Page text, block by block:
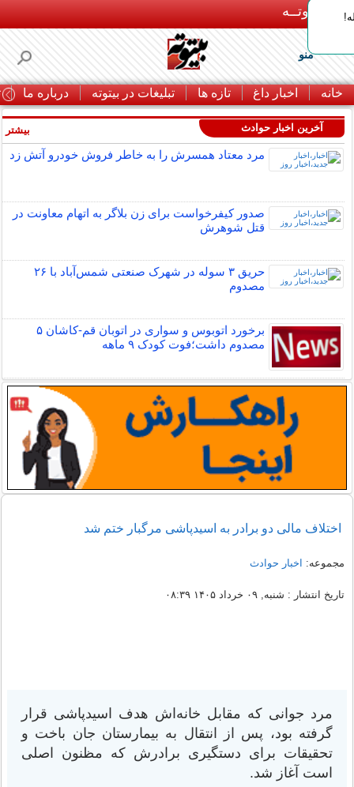
بـیتوتــه
منو
خانه اخبار داغ تازه ها تبلیغات در بیتوته درباره ما
آخرین اخبار حوادث
مرد معتاد همسرش را به خاطر فروش خودرو آتش زد
صدور کیفرخواست برای زن بلاگر به اتهام معاونت در
قتل شوهرش
حریق ۳ سوله در شهرک صنعتی شمس‌آباد با ۲۶
مصدوم
برخورد اتوبوس و سواری در اتوبان قم-کاشان ۵
مصدوم داشت؛فوت کودک ۹ ماهه
بیشتر
اختلاف مالی دو برادر به اسیدپاشی مرگبار ختم شد
مجموعه: اخبار حوادث
تاریخ انتشار : شنبه, ۰۹ خرداد ۱۴۰۵ ۰۸:۳۹
مرد جوانی که مقابل خانه‌اش هدف اسیدپاشی قرار
گرفته بود، پس از انتقال به بیمارستان جان باخت و
تحقیقات برای دستگیری برادرش که مظنون اصلی
است آغاز شد.